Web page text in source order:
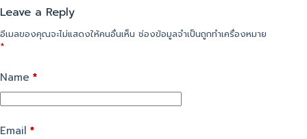
Leave a Reply
อีเมลของคุณจะไม่แสดงให้คนอื่นเห็น ช่องข้อมูลจำเป็นถูกทำเครื่องหมาย
*
Name *
Email *